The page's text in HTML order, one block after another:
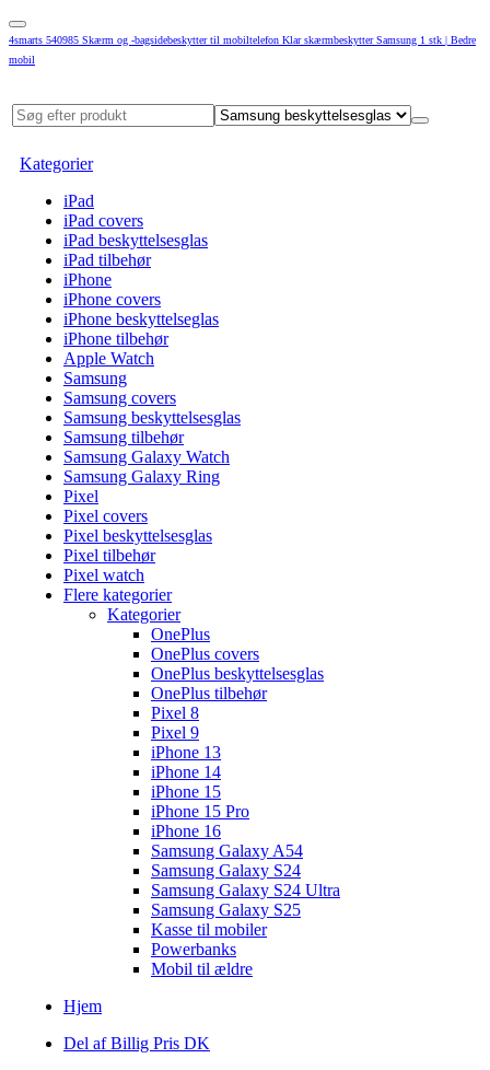
4smarts 540985 Skærm og -bagsidebeskytter til mobiltelefon Klar skærmbeskytter Samsung 1 stk | Bedre
mobil
Kategorier
iPad
iPad covers
iPad beskyttelsesglas
iPad tilbehør
iPhone
iPhone covers
iPhone beskyttelseglas
iPhone tilbehør
Apple Watch
Samsung
Samsung covers
Samsung beskyttelsesglas
Samsung tilbehør
Samsung Galaxy Watch
Samsung Galaxy Ring
Pixel
Pixel covers
Pixel beskyttelsesglas
Pixel tilbehør
Pixel watch
Flere kategorier
Kategorier
OnePlus
OnePlus covers
OnePlus beskyttelsesglas
OnePlus tilbehør
Pixel 8
Pixel 9
iPhone 13
iPhone 14
iPhone 15
iPhone 15 Pro
iPhone 16
Samsung Galaxy A54
Samsung Galaxy S24
Samsung Galaxy S24 Ultra
Samsung Galaxy S25
Kasse til mobiler
Powerbanks
Mobil til ældre
Hjem
Del af Billig Pris DK